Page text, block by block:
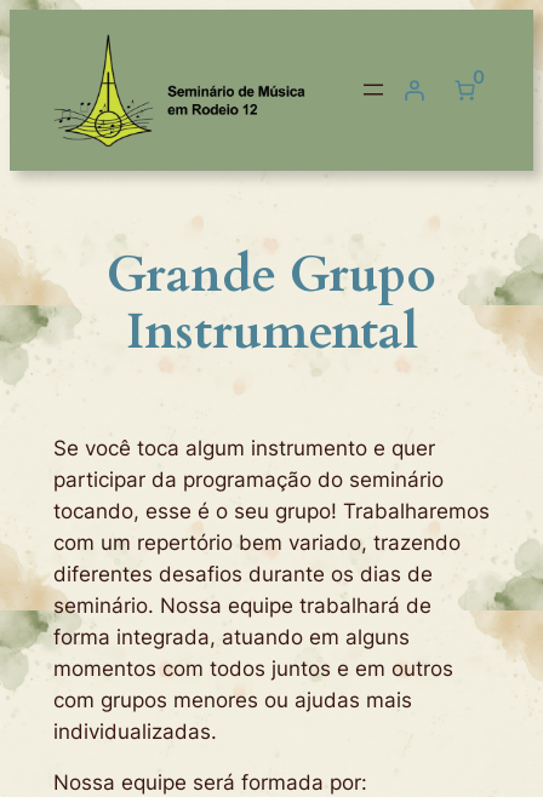
conteúdo
0
Grande Grupo
Instrumental
Se você toca algum instrumento e quer
participar da programação do seminário
tocando, esse é o seu grupo! Trabalharemos
com um repertório bem variado, trazendo
diferentes desafios durante os dias de
seminário. Nossa equipe trabalhará de
forma integrada, atuando em alguns
momentos com todos juntos e em outros
com grupos menores ou ajudas mais
individualizadas.
Nossa equipe será formada por: